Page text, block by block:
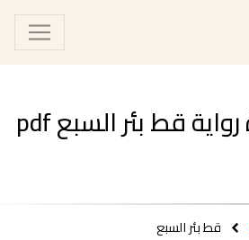
تحميل وقراءة رواية قط بئر السبع pdf
قط بئر السبع